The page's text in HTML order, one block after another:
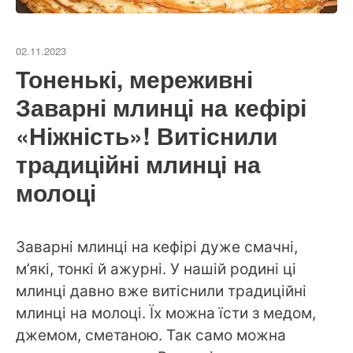
02.11.2023
Тоненькі, мереживні
Заварні млинці на кефірі
«Ніжність»! Витіснили
традиційні млинці на
молоці
Заварні млинці на кефірі дуже смачні,
м’які, тонкі й ажурні. У нашій родині ці
млинці давно вже витіснили традиційні
млинці на молоці. Їх можна їсти з медом,
джемом, сметаною. Так само можна